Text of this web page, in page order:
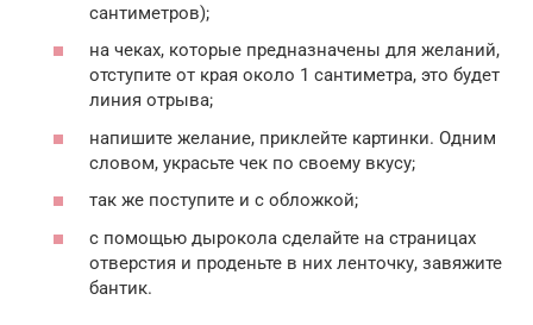
сантиметров);
на чеках, которые предназначены для желаний,
отступите от края около 1 сантиметра, это будет
линия отрыва;
напишите желание, приклейте картинки. Одним
словом, украсьте чек по своему вкусу;
так же поступите и с обложкой;
с помощью дырокола сделайте на страницах
отверстия и проденьте в них ленточку, завяжите
бантик.